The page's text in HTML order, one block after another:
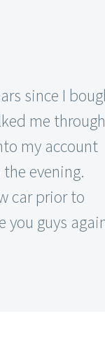
since I
me through
my account
evening.
car prior to
you guys